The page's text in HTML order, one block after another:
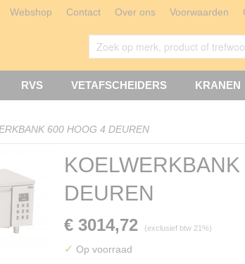
Webshop Contact Over ons Voorwaarden
RVS VETAFSCHEIDERS KRANEN
600 HOOG 4 DEUREN
DEUREN
€ 3014,72 (exclusief btw 21%)
✓ Op voorraad